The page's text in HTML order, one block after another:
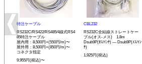
特注ケーブル
RS232C/RS422/RS485/4線式RS4
85特注ケーブル
屋内用：8,500円+(550円/m)〜
屋外用：8,500円+(850円/m)〜
コネクタ指定
9,955円(税込)〜
CBL232
RS232C全結線ストレートケー
ブル(オス-メス) 1.8m
Dsub9P(ｵｽ/ｲﾝﾁ) ― Dsub9P(ﾒｽ/ｲﾝ
ﾁ)
1,925円(税込)